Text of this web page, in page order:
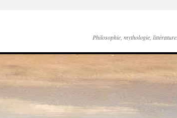
Philosophie, mythologie, littérature.